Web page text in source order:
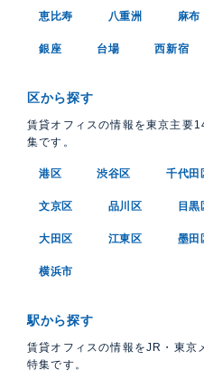
恵比寿 八重洲 麻布
銀座 台場 西新宿
区から探す
賃貸オフィスの情報を東京主要
集です。
港区 渋谷区 千代田
文京区 品川区 目黒
大田区 江東区 墨田
横浜市
駅から探す
賃貸オフィスの情報をJR・東京
特集です。